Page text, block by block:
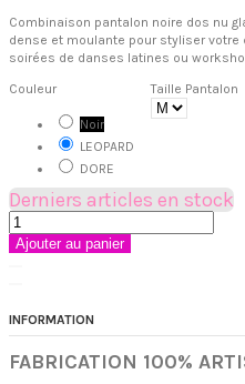
Combinaison pantalon noire dos nu
dense et moulante pour styliser votre
soirées de danses latines ou
Couleur
Noir
LEOPARD
DORE
Taille Pantalon
Derniers articles en stock
Ajouter au panier
INFORMATION
FABRICATION 100%